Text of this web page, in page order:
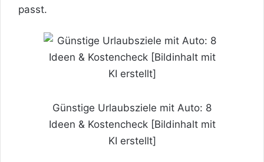
passt.
Günstige Urlaubsziele mit Auto: 8
Ideen & Kostencheck [Bildinhalt mit
KI erstellt]